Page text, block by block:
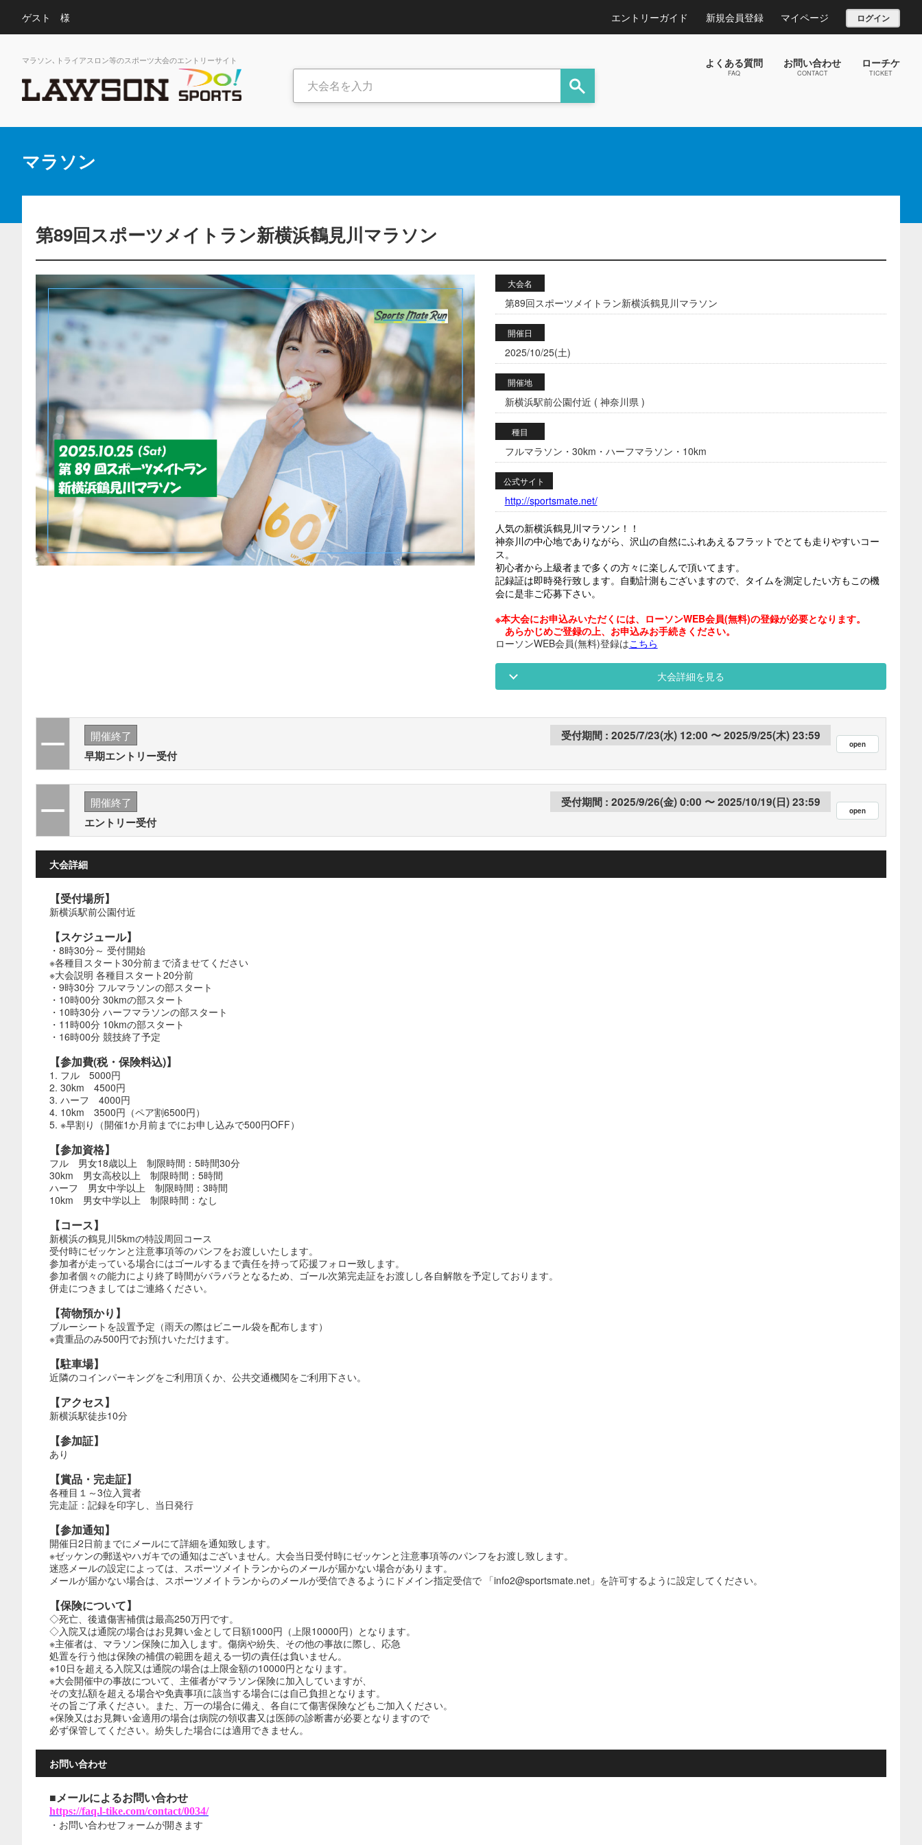
ゲスト 様 エントリーガイド 新規会員登録 マイページ ログイン
マラソン､トライアスロン等のスポーツ大会のエントリーサイト よくある質問
FAQ
お問い合わせ
CONTACT
ローチケ
TICKET
マラソン
第89回スポーツメイトラン新横浜鶴見川マラソン
大会名
第89回スポーツメイトラン新横浜鶴見川マラソン
開催日
2025/10/25(土)
開催地
新横浜駅前公園付近 ( 神奈川県 )
種目
フルマラソン・30km・ハーフマラソン・10km
公式サイト
http://sportsmate.net/
人気の新横浜鶴見川マラソン！！
神奈川の中心地でありながら、沢山の自然にふれあえるフラットでとても走りやすいコー
ス。
初心者から上級者まで多くの方々に楽しんで頂いてます。
記録証は即時発行致します。自動計測もございますので、タイムを測定したい方もこの機
会に是非ご応募下さい。
※本大会にお申込みいただくには、ローソンWEB会員(無料)の登録が必要となります。
あらかじめご登録の上、お申込みお手続きください。
ローソンWEB会員(無料)登録はこちら
大会詳細を見る
開催終了
早期エントリー受付
2025/7/23(水) 12:00 2025/9/25(木) 23:59
開催終了
エントリー受付
2025/9/26(金) 0:00 2025/10/19(日) 23:59
大会詳細
【受付場所】
新横浜駅前公園付近
【スケジュール】
・8時30分～ 受付開始
※各種目スタート30分前まで済ませてください
※大会説明 各種目スタート20分前
・9時30分 フルマラソンの部スタート
・10時00分 30kmの部スタート
・10時30分 ハーフマラソンの部スタート
・11時00分 10kmの部スタート
・16時00分 競技終了予定
【参加費(税・保険料込)】
1. フル 5000円
2. 30km 4500円
3. ハーフ 4000円
4. 10km 3500円（ペア割6500円）
5. ※早割り（開催1か月前までにお申し込みで500円OFF）
【参加資格】
フル 男女18歳以上 制限時間：5時間30分
30km 男女高校以上 制限時間：5時間
ハーフ 男女中学以上 制限時間：3時間
10km 男女中学以上 制限時間：なし
【コース】
新横浜の鶴見川5kmの特設周回コース
受付時にゼッケンと注意事項等のパンフをお渡しいたします。
参加者が走っている場合にはゴールするまで責任を持って応援フォロー致します。
参加者個々の能力により終了時間がバラバラとなるため、ゴール次第完走証をお渡しし各自解散を予定しております。
併走につきましてはご連絡ください。
【荷物預かり】
ブルーシートを設置予定（雨天の際はビニール袋を配布します）
※貴重品のみ500円でお預けいただけます。
【駐車場】
近隣のコインパーキングをご利用頂くか、公共交通機関をご利用下さい。
【アクセス】
新横浜駅徒歩10分
【参加証】
あり
【賞品・完走証】
各種目１～3位入賞者
完走証：記録を印字し、当日発行
【参加通知】
開催日2日前までにメールにて詳細を通知致します。
※ゼッケンの郵送やハガキでの通知はございません。大会当日受付時にゼッケンと注意事項等のパンフをお渡し致します。
迷惑メールの設定によっては、スポーツメイトランからのメールが届かない場合があります。
メールが届かない場合は、スポーツメイトランからのメールが受信できるようにドメイン指定受信で 「info2@sportsmate.net」を許可するように設定してください。
【保険について】
◇死亡、後遺傷害補償は最高250万円です。
◇入院又は通院の場合はお見舞い金として日額1000円（上限10000円）となります。
※主催者は、マラソン保険に加入します。傷病や紛失、その他の事故に際し、応急
処置を行う他は保険の補償の範囲を超える一切の責任は負いません。
※10日を超える入院又は通院の場合は上限金額の10000円となります。
※大会開催中の事故について、主催者がマラソン保険に加入していますが、
その支払額を超える場合や免責事項に該当する場合には自己負担となります。
その旨ご了承ください。また、万一の場合に備え、各自にて傷害保険などもご加入ください。
※保険又はお見舞い金適用の場合は病院の領収書又は医師の診断書が必要となりますので
必ず保管してください。紛失した場合には適用できません。
お問い合わせ
■メールによるお問い合わせ
https://faq.l-tike.com/contact/0034/
・お問い合わせフォームが開きます